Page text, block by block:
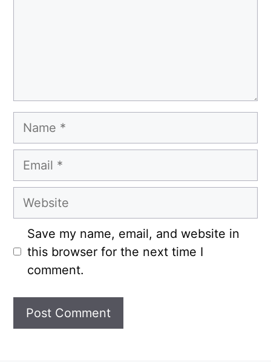
Name
Email
Website
Save my name, email, and website in
this browser for the next time I
comment.